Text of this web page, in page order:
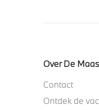
Over De
Contact
Ontdek de